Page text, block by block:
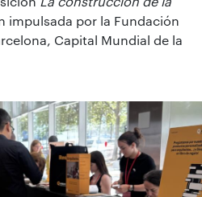
impulsada por la Fundación
Capital Mundial de la